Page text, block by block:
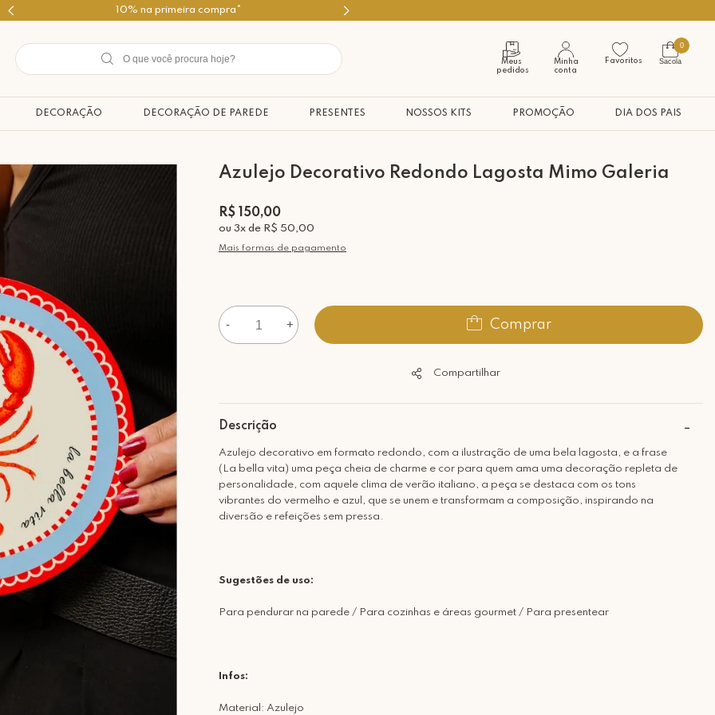
Use o cupom PRIMEIROMIMO
Meus
pedidos
Minha
conta
Favoritos
0
Sacola
DECORAÇÃO DECORAÇÃO DE PAREDE PRESENTES NOSSOS KITS PROMOÇÃO DIA DOS PAIS
Azulejo Decorativo Redondo Lagosta Mimo Galeria
R$ 150,00
ou 3x de R$ 50,00
Mais formas de pagamento
- + Comprar
Compartilhar
Descrição
Azulejo decorativo em formato redondo, com a ilustração de uma bela lagosta, e a frase
(La bella vita) uma peça cheia de charme e cor para quem ama uma decoração repleta de
personalidade, com aquele clima de verão italiano, a peça se destaca com os tons
vibrantes do vermelho e azul, que se unem e transformam a composição, inspirando na
diversão e refeições sem pressa.
Sugestões de uso:
Para pendurar na parede / Para cozinhas e áreas gourmet / Para presentear
Infos:
Material: Azulejo